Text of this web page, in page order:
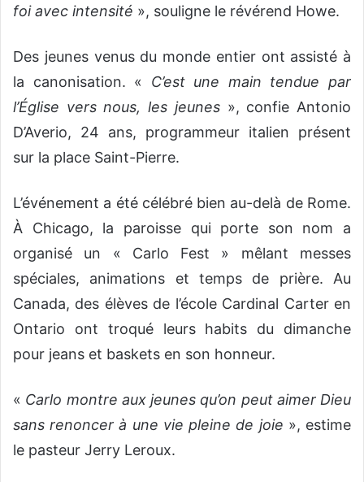
foi avec intensité », souligne le révérend Howe.
Des jeunes venus du monde entier ont assisté à
la canonisation. « C’est une main tendue par
l’Église vers nous, les jeunes », confie Antonio
D’Averio, 24 ans, programmeur italien présent
sur la place Saint-Pierre.
L’événement a été célébré bien au-delà de Rome.
À Chicago, la paroisse qui porte son nom a
organisé un « Carlo Fest » mêlant messes
spéciales, animations et temps de prière. Au
Canada, des élèves de l’école Cardinal Carter en
Ontario ont troqué leurs habits du dimanche
pour jeans et baskets en son honneur.
« Carlo montre aux jeunes qu’on peut aimer Dieu
sans renoncer à une vie pleine de joie », estime
le pasteur Jerry Leroux.